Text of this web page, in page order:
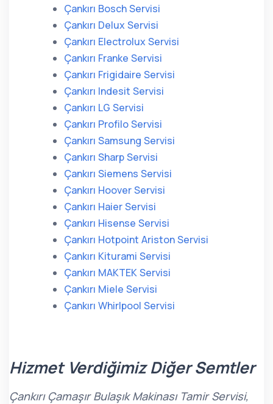
Çankırı Bosch Servisi
Çankırı Delux Servisi
Çankırı Electrolux Servisi
Çankırı Franke Servisi
Çankırı Frigidaire Servisi
Çankırı Indesit Servisi
Çankırı LG Servisi
Çankırı Profilo Servisi
Çankırı Samsung Servisi
Çankırı Sharp Servisi
Çankırı Siemens Servisi
Çankırı Hoover Servisi
Çankırı Haier Servisi
Çankırı Hisense Servisi
Çankırı Hotpoint Ariston Servisi
Çankırı Kiturami Servisi
Çankırı MAKTEK Servisi
Çankırı Miele Servisi
Çankırı Whirlpool Servisi
Hizmet Verdiğimiz Diğer Semtler
Çankırı Çamaşır Bulaşık Makinası Tamir Servisi,